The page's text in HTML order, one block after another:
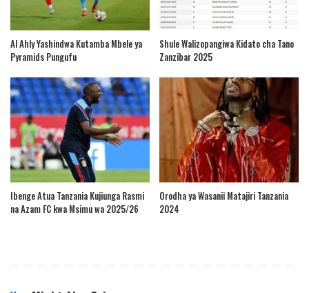
Al Ahly Yashindwa Kutamba Mbele ya
Pyramids Pungufu
Shule Walizopangiwa Kidato cha Tano
Zanzibar 2025
Ibenge Atua Tanzania Kujiunga Rasmi
na Azam FC kwa Msimu wa 2025/26
Orodha ya Wasanii Matajiri Tanzania
2024